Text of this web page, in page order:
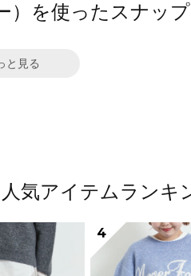
）を使ったスナップ
と見る
気アイテムランキ
4